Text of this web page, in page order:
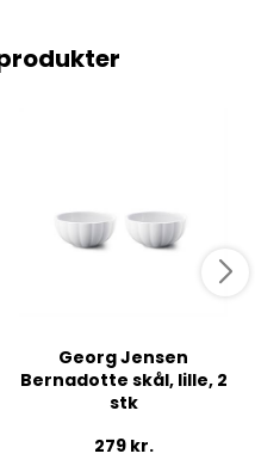
Georg Jensen
Bernadotte skål, lille, 2
stk
279 kr.